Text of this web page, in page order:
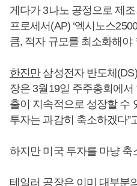
게다가 3나노 공정으로 제
프로세서(AP) ‘엑시노스
큼, 적자 규모를 최소화해야
한진만삼성전자 반도체
장은 3월19일 주주총회에서
출이 지속적으로 성장할 수
투자는 과감히 축소하겠다”
하지만 미국 투자를 마냥 축
테일러 공장은 이미 대부분